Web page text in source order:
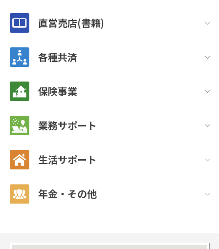
直営売店(書籍)
各種共済
保険事業
業務サポート
生活サポート
年金・その他